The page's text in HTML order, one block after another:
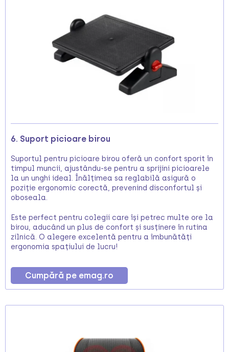
6. Suport picioare birou
Suportul pentru picioare birou oferă un confort sporit în
timpul muncii, ajustându-se pentru a sprijini picioarele
la un unghi ideal. Înălțimea sa reglabilă asigură o
poziție ergonomic corectă, prevenind disconfortul și
oboseala.
Este perfect pentru colegii care își petrec multe ore la
birou, aducând un plus de confort și susținere în rutina
zilnică. O alegere excelentă pentru a îmbunătăți
ergonomia spațiului de lucru!
Cumpără pe emag.ro